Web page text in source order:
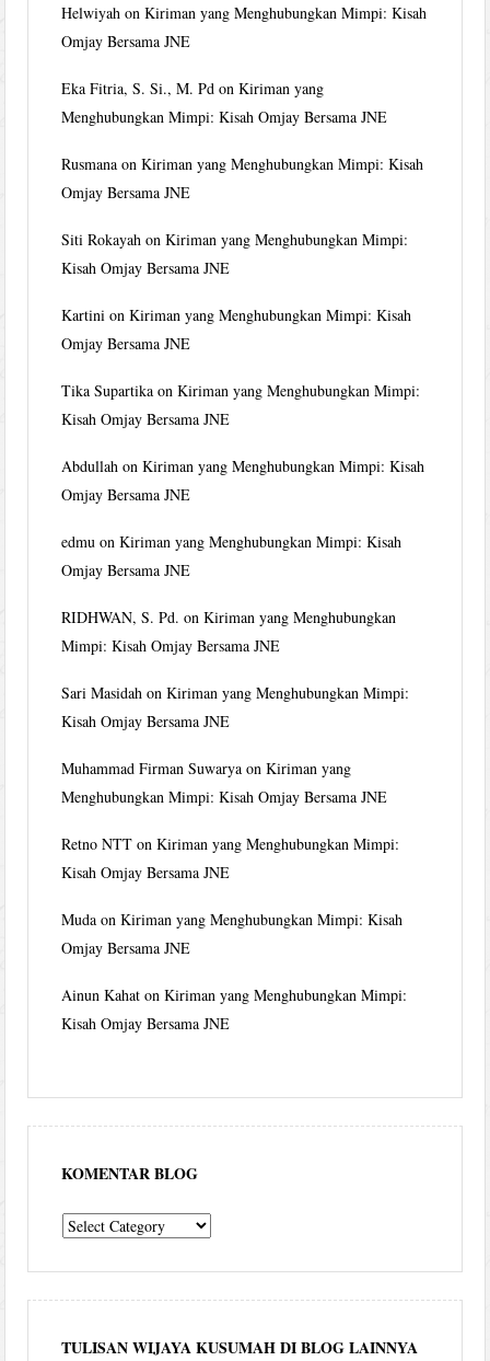
Helwiyah onKiriman yang Menghubungkan Mimpi: Kisah
Omjay Bersama JNE
Eka Fitria, S. Si., M. Pd onKiriman yang
Menghubungkan Mimpi: Kisah Omjay Bersama JNE
Rusmana onKiriman yang Menghubungkan Mimpi: Kisah
Omjay Bersama JNE
Siti Rokayah onKiriman yang Menghubungkan Mimpi:
Kisah Omjay Bersama JNE
Kartini onKiriman yang Menghubungkan Mimpi: Kisah
Omjay Bersama JNE
Tika Supartika onKiriman yang Menghubungkan Mimpi:
Kisah Omjay Bersama JNE
Abdullah onKiriman yang Menghubungkan Mimpi: Kisah
Omjay Bersama JNE
edmu onKiriman yang Menghubungkan Mimpi: Kisah
Omjay Bersama JNE
RIDHWAN, S. Pd. onKiriman yang Menghubungkan
Mimpi: Kisah Omjay Bersama JNE
Sari Masidah onKiriman yang Menghubungkan Mimpi:
Kisah Omjay Bersama JNE
Muhammad Firman Suwarya onKiriman yang
Menghubungkan Mimpi: Kisah Omjay Bersama JNE
Retno NTT onKiriman yang Menghubungkan Mimpi:
Kisah Omjay Bersama JNE
Muda onKiriman yang Menghubungkan Mimpi: Kisah
Omjay Bersama JNE
Ainun Kahat onKiriman yang Menghubungkan Mimpi:
Kisah Omjay Bersama JNE
KOMENTAR BLOG
komentar
TULISAN WIJAYA KUSUMAH DI BLOG LAINNYA